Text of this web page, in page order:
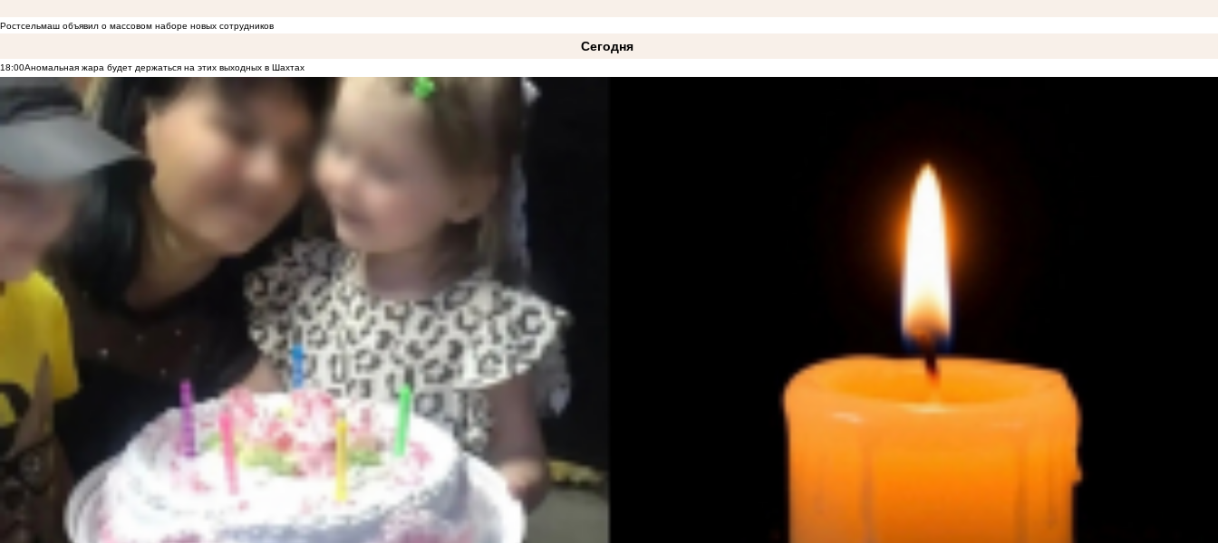
Ростсельмаш объявил о массовом наборе новых сотрудников
Сегодня
18:00Аномальная жара будет держаться на этих выходных в Шахтах